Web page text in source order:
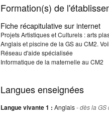
Formation(s) de
Fiche récapitulative sur internet
Projets Artistiques et Culturels : arts
Anglais et piscine de la GS au CM2.
Réseau d'aide spécialisée
Informatique de la maternelle au CM2
Langues enseignées
Langue vivante 1 : Anglais- dès la GS